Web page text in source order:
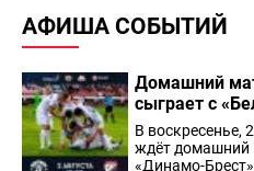
АФИША СОБЫТИЙ
Домашний
сыграет с
В воскресенье,
ждёт домашний
«Динамо-